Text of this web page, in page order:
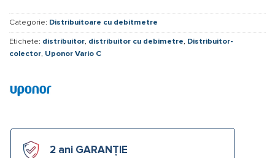
Categorie: Distribuitoare cu debitmetre
Etichete: distribuitor, distribuitor cu debimetre, Distribuitor-
colector, Uponor Vario C
2 ani GARANȚIE